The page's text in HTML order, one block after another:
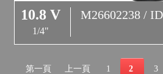
10.8 V
1/4"
M26602238 /
第一頁 上一頁 1 2 3